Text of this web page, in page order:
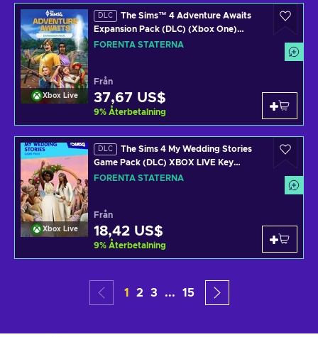
Xbox Live
DLC
The Sims™ 4 Adventure Awaits
Expansion Pack (DLC) (Xbox One)
XBOX LIVE Key UNITED STATES
FÖRENTA STATERNA
Från
37,67 US$
9% Återbetalning
Xbox Live
DLC
The Sims 4 My Wedding Stories
Game Pack (DLC) XBOX LIVE Key
UNITED STATES
FÖRENTA STATERNA
Från
18,42 US$
9% Återbetalning
1 2 3 ... 15